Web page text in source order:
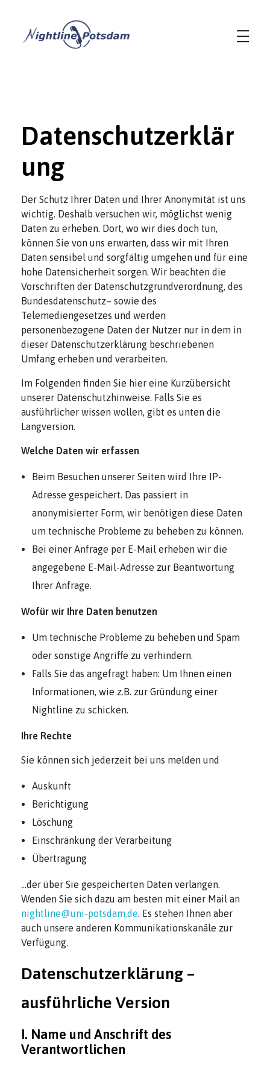
Datenschutzerklär
ung
Der Schutz Ihrer Daten und Ihrer Anonymität ist uns
wichtig. Deshalb versuchen wir, möglichst wenig
Daten zu erheben. Dort, wo wir dies doch tun,
können Sie von uns erwarten, dass wir mit Ihren
Daten sensibel und sorgfältig umgehen und für eine
hohe Datensicherheit sorgen. Wir beachten die
Vorschriften der Datenschutzgrundverordnung, des
Bundesdatenschutz– sowie des
Telemediengesetzes und werden
personenbezogene Daten der Nutzer nur in dem in
dieser Datenschutzerklärung beschriebenen
Umfang erheben und verarbeiten.
Im Folgenden finden Sie hier eine Kurzübersicht
unserer Datenschutzhinweise. Falls Sie es
ausführlicher wissen wollen, gibt es unten die
Langversion.
Welche Daten wir erfassen
Beim Besuchen unserer Seiten wird Ihre IP-
Adresse gespeichert. Das passiert in
anonymisierter Form, wir benötigen diese Daten
um technische Probleme zu beheben zu können.
Bei einer Anfrage per E-Mail erheben wir die
angegebene E-Mail-Adresse zur Beantwortung
Ihrer Anfrage.
Wofür wir Ihre Daten benutzen
Um technische Probleme zu beheben und Spam
oder sonstige Angriffe zu verhindern.
Falls Sie das angefragt haben: Um Ihnen einen
Informationen, wie z.B. zur Gründung einer
Nightline zu schicken.
Ihre Rechte
Sie können sich jederzeit bei uns melden und
Auskunft
Berichtigung
Löschung
Einschränkung der Verarbeitung
Übertragung
…der über Sie gespeicherten Daten verlangen.
Wenden Sie sich dazu am besten mit einer Mail an
nightline@uni-potsdam.de. Es stehen Ihnen aber
auch unsere anderen Kommunikationskanäle zur
Verfügung.
Datenschutzerklärung –
ausführliche Version
I. Name und Anschrift des
Verantwortlichen